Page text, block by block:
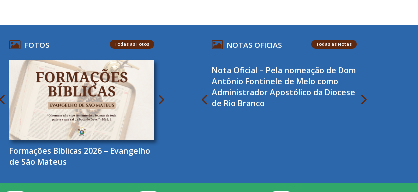
FOTOS Todas as Fotos
Formações Bíblicas 2026 – Evangelho
de São Mateus
NOTAS OFICIAS Todas as Notas
Nota Oficial – Pela nomeação de Dom
Antônio Fontinele de Melo como
Administrador Apostólico da Diocese
de Rio Branco